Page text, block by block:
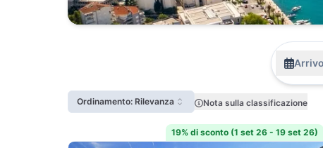
Ordinamento: Rilevanza Nota sulla classificazione
19% di sconto (1 set 26 - 19 set 26)